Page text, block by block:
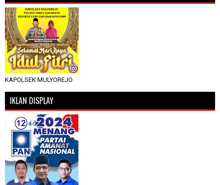
KAPOLSEK MULYOREJO
IKLAN DISPLAY